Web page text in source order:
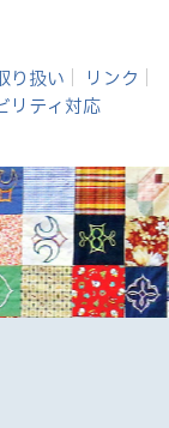
り扱い
リンク
リティ対応